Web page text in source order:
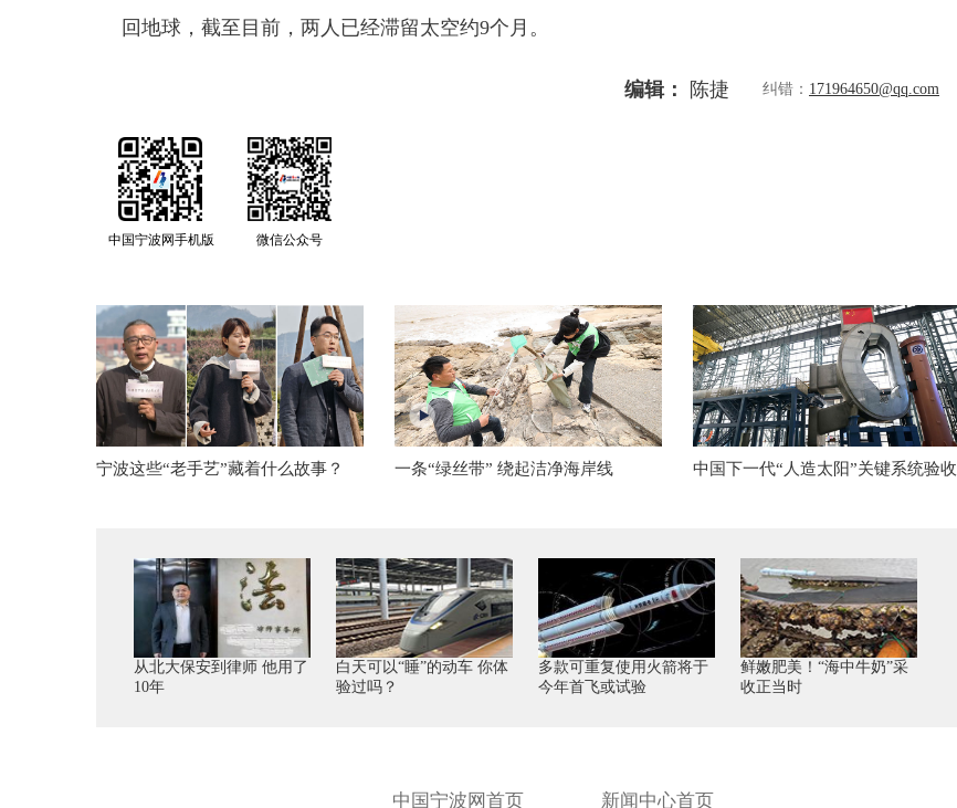
回地球，截至目前，两人已经滞留太空约9个月。
编辑： 陈捷 纠错： 171964650@qq.com
中国宁波网手机版 微信公众号
宁波这些“老手艺”藏着什么故事？ 一条“绿丝带” 绕起洁净海岸线 中国下一代“人造太阳”关键系统验收
从北大保安到律师 他用了
10年
白天可以“睡”的动车 你体
验过吗？
多款可重复使用火箭将于
今年首飞或试验
鲜嫩肥美！“海中牛奶”采
收正当时
中国宁波网首页 新闻中心首页